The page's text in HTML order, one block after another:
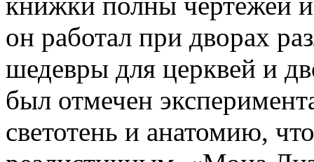
он работал при дворах
шедевры для церквей и
был отмечен
светотень и анатомию,